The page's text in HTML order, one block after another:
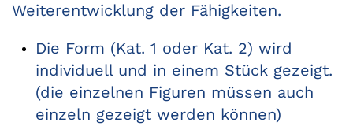
Weiterentwicklung der Fähigkeiten.
Die Form (Kat. 1 oder Kat. 2) wird
individuell und in einem Stück gezeigt.
(die einzelnen Figuren müssen auch
einzeln gezeigt werden können)